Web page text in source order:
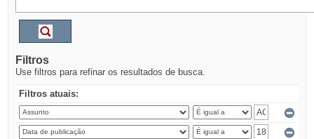
Filtros
Use filtros para refinar os resultados de busca.
Filtros atuais: